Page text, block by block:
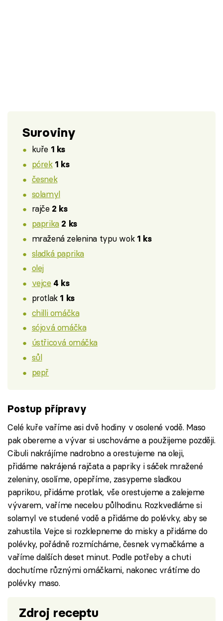
Suroviny
kuře 1 ks
pórek 1 ks
česnek
solamyl
rajče 2 ks
paprika 2 ks
mražená zelenina typu wok 1 ks
sladká paprika
olej
vejce 4 ks
protlak 1 ks
chilli omáčka
sójová omáčka
ústřicová omáčka
sůl
pepř
Postup přípravy
Celé kuře vaříme asi dvě hodiny v osolené vodě. Maso
pak obereme a vývar si uschováme a použijeme později.
Cibuli nakrájíme nadrobno a orestujeme na oleji,
přidáme nakrájená rajčata a papriky i sáček mražené
zeleniny, osolíme, opepříme, zasypeme sladkou
paprikou, přidáme protlak, vše orestujeme a zalejeme
vývarem, vaříme necelou půlhodinu. Rozkvedláme si
solamyl ve studené vodě a přidáme do polévky, aby se
zahustila. Vejce si rozklepneme do misky a přidáme do
polévky, pořádně rozmícháme, česnek vymačkáme a
vaříme dalších deset minut. Podle potřeby a chuti
dochutíme různými omáčkami, nakonec vrátíme do
polévky maso.
Zdroj receptu